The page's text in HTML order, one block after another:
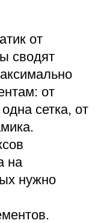
от
сводят
от
сетка, от
на
нужно